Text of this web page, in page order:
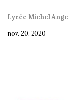
Lycée Michel Ange
nov. 20, 2020